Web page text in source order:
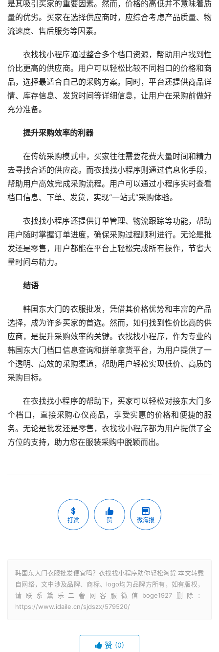
是其吸引买家的重要因素。然而，价格的高低并不意味着质
量的优劣。买家在选择供应商时，应综合考虑产品质量、物
流速度、售后服务等因素。
衣找找小程序通过整合多个档口资源，帮助用户找到性
价比更高的供应商。用户可以轻松比较不同档口的价格和商
品，选择最适合自己的采购方案。同时，平台还提供商品详
情、库存信息、发货时间等详细信息，让用户在采购前做好
充分准备。
提升采购效率的利器
在传统采购模式中，买家往往需要花费大量时间和精力
去寻找合适的供应商。而衣找找小程序则通过信息化手段，
帮助用户高效完成采购流程。用户可以通过小程序实时查看
档口信息、下单、发货，实现“一站式”采购体验。
衣找找小程序还提供订单管理、物流跟踪等功能，帮助
用户随时掌握订单进度，确保采购过程顺利进行。无论是批
发还是零售，用户都能在平台上轻松完成所有操作，节省大
量时间与精力。
结语
韩国东大门的衣服批发，凭借其价格优势和丰富的产品
选择，成为许多买家的首选。然而，如何找到性价比高的供
应商，是提升采购效率的关键。衣找找小程序，作为专业的
韩国东大门档口信息查询和拼单拿货平台，为用户提供了一
个透明、高效的采购渠道，帮助用户轻松实现低价、高质的
采购目标。
在衣找找小程序的帮助下，买家可以轻松对接东大门多
个档口，直接采购心仪商品，享受实惠的价格和便捷的服
务。无论是批发还是零售，衣找找小程序都为用户提供了全
方位的支持，助力您在服装采购中脱颖而出。
打赏 赞 微海报
韩国东大门衣服批发便宜吗？衣找找小程序助你轻松淘货 本文转载
自网络，文中涉及品牌、商标、logo均为品牌方所有，如有版权，
请联系黛乐二奢网客服微信boge1927删除：
https://www.idaile.cn/sjdszx/579520/
赞 (0)